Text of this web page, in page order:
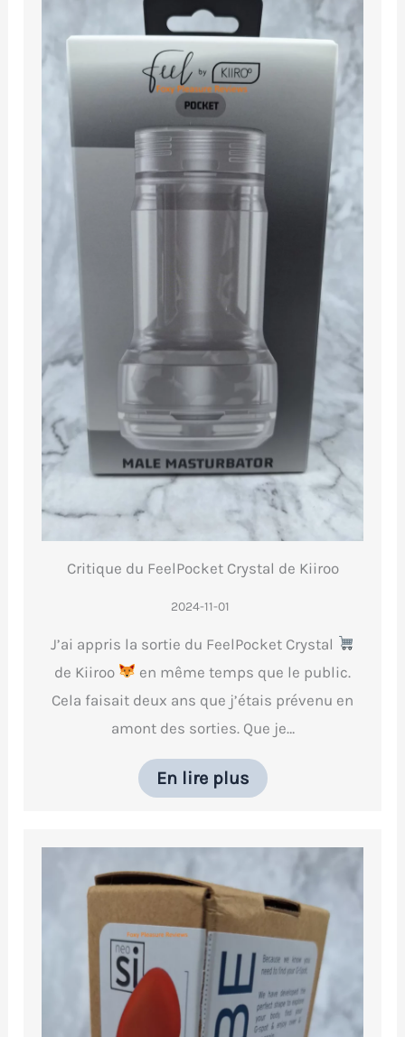
Critique du FeelPocket Crystal de Kiiroo
2024-11-01
J’ai appris la sortie du FeelPocket Crystal
de Kiiroo
en même temps que le public.
Cela faisait deux ans que j’étais prévenu en
amont des sorties. Que je…
En lire plus